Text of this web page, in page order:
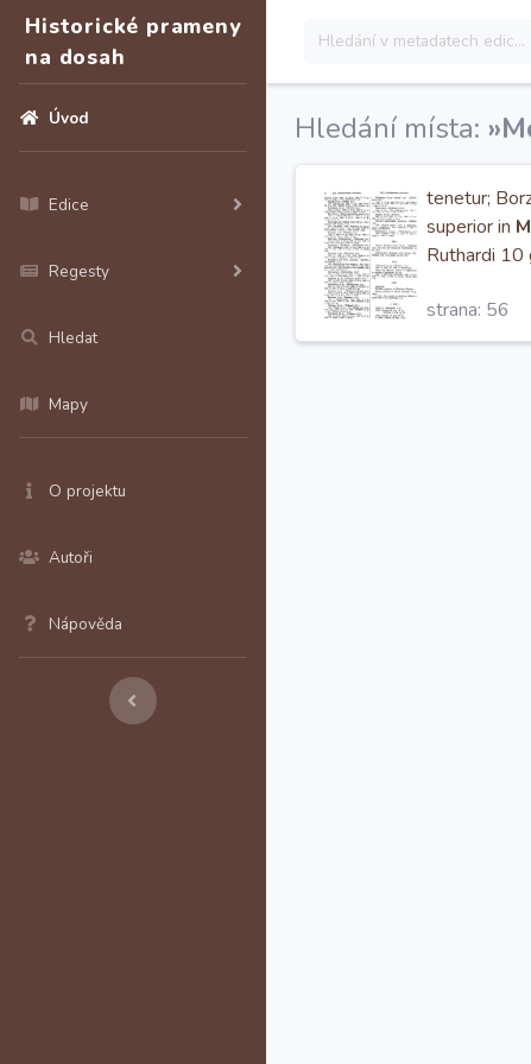
Historické prameny
na dosah
Úvod
Edice
Regesty
Hledat
Mapy
O projektu
Autoři
Nápověda
Hledání místa:
tenetur;
superior in
Ruthardi 10
strana: 56